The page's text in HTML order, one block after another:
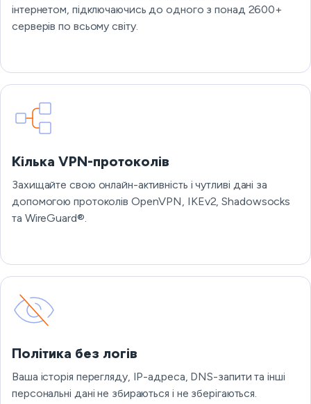
інтернетом, підключаючись до одного з понад 2600+
серверів по всьому світу.
Кілька VPN-протоколів
Захищайте свою онлайн-активність і чутливі дані за
допомогою протоколів OpenVPN, IKEv2, Shadowsocks
та WireGuard®.
Політика без логів
Ваша історія перегляду, IP-адреса, DNS-запити та інші
персональні дані не збираються і не зберігаються.